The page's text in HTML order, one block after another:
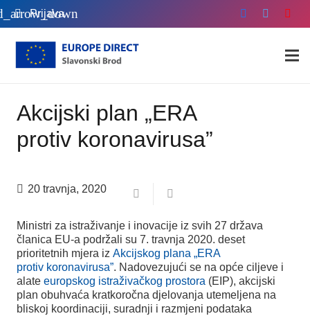
Prijava
Akcijski plan „ERA
protiv koronavirusa”
20 travnja, 2020
Ministri za istraživanje i inovacije iz svih 27 država
članica EU-a podržali su 7. travnja 2020. deset
prioritetnih mjera iz Akcijskog plana „ERA
protiv koronavirusa”. Nadovezujući se na opće ciljeve i
alate europskog istraživačkog prostora (EIP), akcijski
plan obuhvaća kratkoročna djelovanja utemeljena na
bliskoj koordinaciji, suradnji i razmjeni podataka